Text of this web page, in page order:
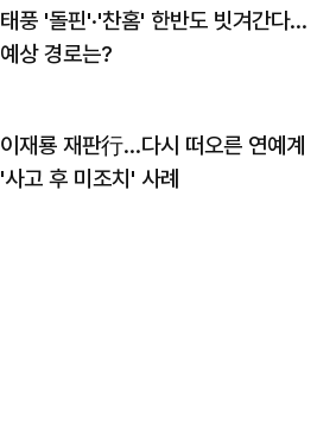
태풍 '돌핀'·'찬홈' 한반도 빗겨간다…
예상 경로는?
이재룡 재판行…다시 떠오른 연예계
'사고 후 미조치' 사례